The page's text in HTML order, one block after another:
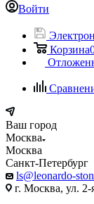
Войти
Корзина
Ваш город
Москва
Москва
Санкт-Петербург
ls@leonardo-
г. Москва, ул.